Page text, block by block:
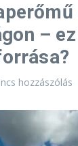
–
hozzászólás